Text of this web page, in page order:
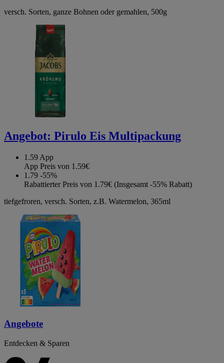
versch. Sorten, ganze Bohnen oder gemahlen, 500g
Angebot: Pirulo Eis Multipackung
1.59 App
App Preis von 1.59€
1.79 -55%
Rabattierter Preis von 1.79€ (Insgesamt -55% Rabatt)
tiefgefroren, versch. Sorten, z.B. Watermelon, 365ml
Angebote
Entdecken & Sparen